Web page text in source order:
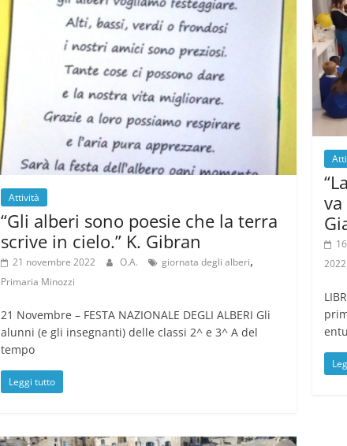
Attività
“Gli alberi sono poesie che la terra
scrive in cielo.” K. Gibran
21 novembre 2022 O.A. giornata degli alberi,
Primaria Minozzi
21 Novembre – FESTA NAZIONALE DEGLI ALBERI Gli
alunni (e gli insegnanti) delle classi 2^ e 3^ A del
tempo
Leggi tutto
2022